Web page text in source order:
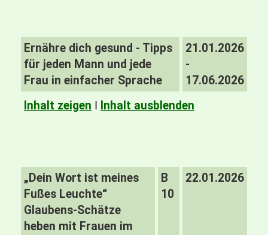
Ernähre dich gesund - Tipps
für jeden Mann und jede
Frau in einfacher Sprache
21.01.2026
-
17.06.2026
Inhalt zeigen I Inhalt ausblenden
„Dein Wort ist meines
Fußes Leuchte“
Glaubens-Schätze
heben mit Frauen im
B
10
22.01.2026